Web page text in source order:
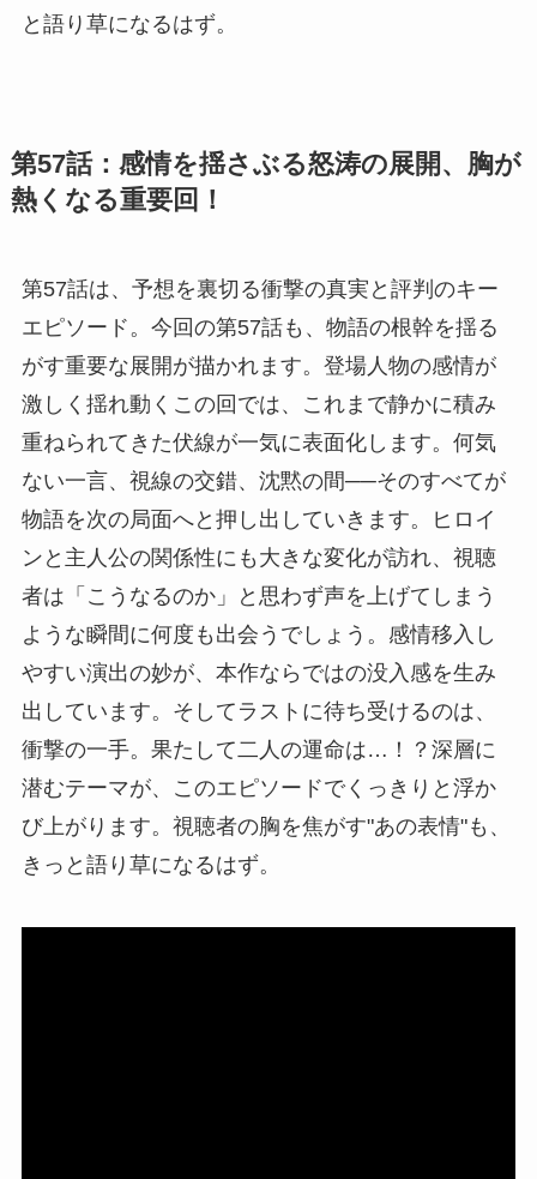
と語り草になるはず。
第57話：感情を揺さぶる怒涛の展開、胸が
熱くなる重要回！
第57話は、予想を裏切る衝撃の真実と評判のキー
エピソード。今回の第57話も、物語の根幹を揺る
がす重要な展開が描かれます。登場人物の感情が
激しく揺れ動くこの回では、これまで静かに積み
重ねられてきた伏線が一気に表面化します。何気
ない一言、視線の交錯、沈黙の間──そのすべてが
物語を次の局面へと押し出していきます。ヒロイ
ンと主人公の関係性にも大きな変化が訪れ、視聴
者は「こうなるのか」と思わず声を上げてしまう
ような瞬間に何度も出会うでしょう。感情移入し
やすい演出の妙が、本作ならではの没入感を生み
出しています。そしてラストに待ち受けるのは、
衝撃の一手。果たして二人の運命は…！？深層に
潜むテーマが、このエピソードでくっきりと浮か
び上がります。視聴者の胸を焦がす"あの表情"も、
きっと語り草になるはず。